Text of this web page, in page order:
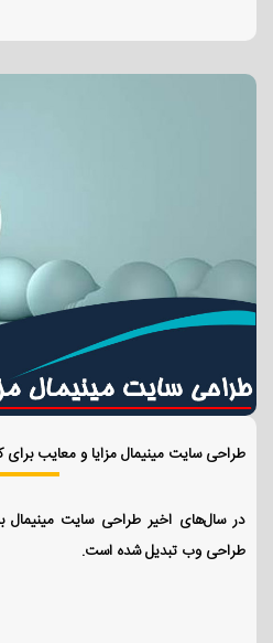
طراحی سایت مینیمال مزایا و معایب برای
در سال‌های اخیر طراحی سایت
طراحی وب تبدیل شده است.